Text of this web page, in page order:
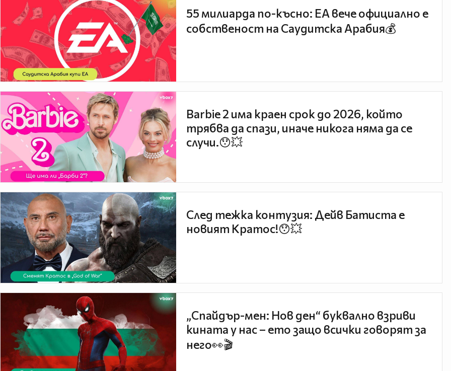
55 милиарда по-късно: EA вече официално е
собственост на Саудитска Арабия💰
Barbie 2 има краен срок до 2026, който
трябва да спази, иначе никога няма да се
случи.😯💥
След тежка контузия: Дейв Батиста е
новият Кратос!😯💥
„Спайдър-мен: Нов ден“ буквално взриви
кината у нас – ето защо всички говорят за
него👀🎬